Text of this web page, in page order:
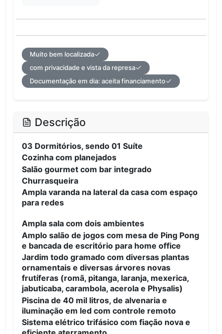
Muito bem localizada
com privacidade e vista da represa
Documentação em dia: aceita financiamento
Descrição
03 Dormitórios, sendo 01 Suíte
Cozinha com planejados
Salão gourmet com bar integrado
Churrasqueira
Ampla varanda na lateral da casa com espaço
para redes
Ampla sala com dois ambientes
Amplo salão de jogos com mesa de Ping Pong
e bancada de escritório para home office
Jardim todo gramado com diversas plantas
ornamentais e diversas árvores novas
frutíferas (romã, pitanga, laranja, mexerica,
jabuticaba, carambola, acerola e Physalis)
Piscina de 40 mil litros, de alvenaria e
iluminação em led com controle remoto
Sistema elétrico trifásico com fiação nova e